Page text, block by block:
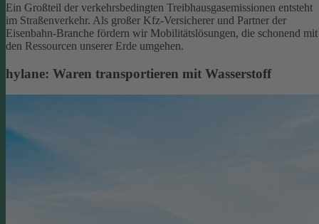
Ein Großteil der verkehrsbedingten Treibhausgasemissionen entsteht
im Straßenverkehr. Als großer Kfz-Versicherer und Partner der
Eisenbahn-Branche fördern wir Mobilitätslösungen, die schonend mit
den Ressourcen unserer Erde umgehen.
hylane: Waren transportieren mit Wasserstoff